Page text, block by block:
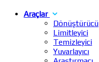
Araçlar
Dönüştürücü
Limitleyici
Temizleyici
Yuvarlayıcı